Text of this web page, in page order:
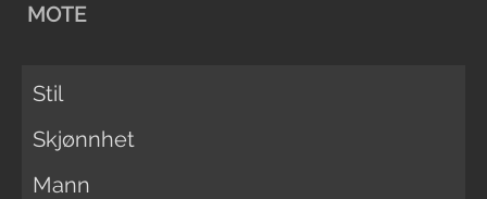
MOTE
Stil
Skjønnhet
Mann